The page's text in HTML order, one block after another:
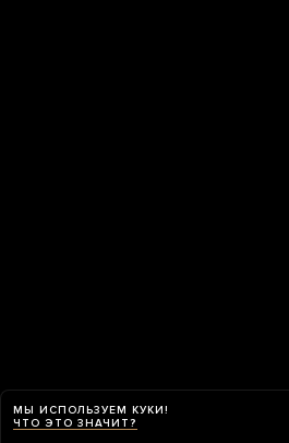
МЫ ИСПОЛЬЗУЕМ КУКИ!
ЧТО ЭТО ЗНАЧИТ?